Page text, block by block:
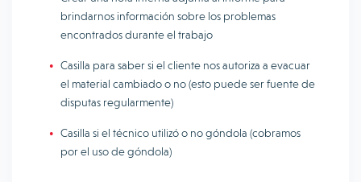
brindarnos información sobre los problemas
encontrados durante el trabajo
Casilla para saber si el cliente nos autoriza a evacuar
el material cambiado o no (esto puede ser fuente de
disputas regularmente)
Casilla si el técnico utilizó o no góndola (cobramos
por el uso de góndola)